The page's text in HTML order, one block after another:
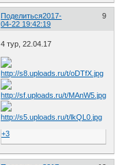
Поделиться 9
2017-
04-22 19:42:19
4 тур, 22.04.17
+3